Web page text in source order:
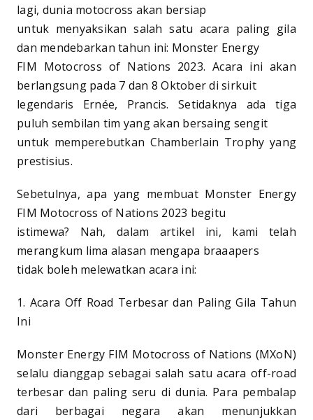
lagi, dunia motocross akan bersiap
untuk menyaksikan salah satu acara paling gila
dan mendebarkan tahun ini: Monster Energy
FIM Motocross of Nations 2023. Acara ini akan
berlangsung pada 7 dan 8 Oktober di sirkuit
legendaris Ernée, Prancis. Setidaknya ada tiga
puluh sembilan tim yang akan bersaing sengit
untuk memperebutkan Chamberlain Trophy yang
prestisius.
Sebetulnya, apa yang membuat Monster Energy
FIM Motocross of Nations 2023 begitu
istimewa? Nah, dalam artikel ini, kami telah
merangkum lima alasan mengapa braaapers
tidak boleh melewatkan acara ini:
1. Acara Off Road Terbesar dan Paling Gila Tahun
Ini
Monster Energy FIM Motocross of Nations (MXoN)
selalu dianggap sebagai salah satu acara off-road
terbesar dan paling seru di dunia. Para pembalap
dari berbagai negara akan menunjukkan